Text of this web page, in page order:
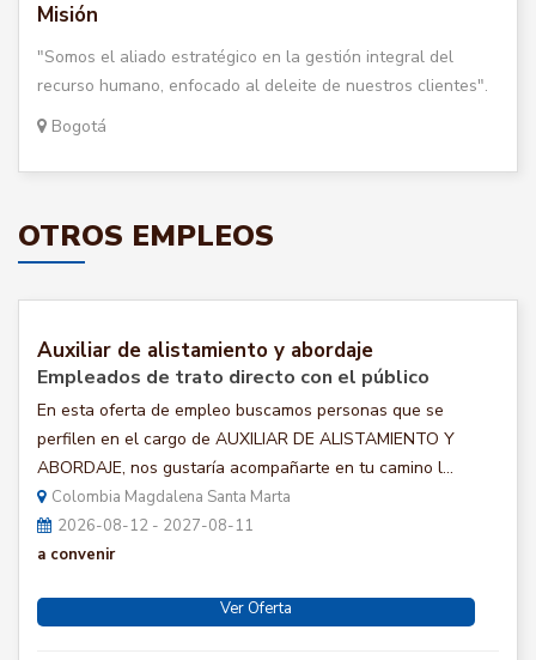
Misión
"Somos el aliado estratégico en la gestión integral del
recurso humano, enfocado al deleite de nuestros clientes".
Bogotá
OTROS EMPLEOS
Auxiliar de alistamiento y abordaje
Empleados de trato directo con el público
En esta oferta de empleo buscamos personas que se
perfilen en el cargo de AUXILIAR DE ALISTAMIENTO Y
ABORDAJE, nos gustaría acompañarte en tu camino l...
Colombia Magdalena Santa Marta
2026-08-12 - 2027-08-11
a convenir
Ver Oferta